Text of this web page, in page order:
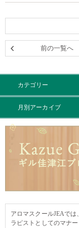
前の一覧へ
カテゴリー
月別アーカイブ
アロマスクールJEAで
ラピストとしてのマナ